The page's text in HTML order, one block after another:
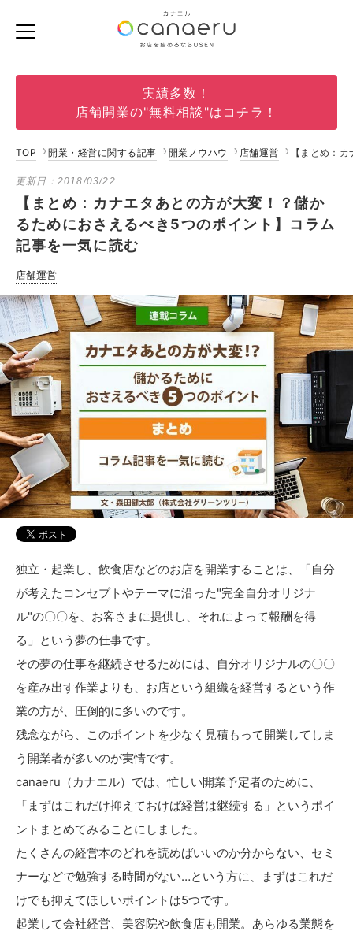
実績多数！
店舗開業の"無料相談"はコチラ！
TOP 開業・経営に関する記事 開業ノウハウ 店舗運営 【まとめ：
更新日： 2018/03/22
【まとめ：カナエタあとの方が大変！？儲か
るためにおさえるべき5つのポイント】コラム
記事を一気に読む
店舗運営
独立・起業し、飲食店などのお店を開業することは、「自分
が考えたコンセプトやテーマに沿った"完全自分オリジナ
ル"の〇〇を、お客さまに提供し、それによって報酬を得
る」という夢の仕事です。
その夢の仕事を継続させるためには、自分オリジナルの〇〇
を産み出す作業よりも、お店という組織を経営するという作
業の方が、圧倒的に多いのです。
残念ながら、このポイントを少なく見積もって開業してしま
う開業者が多いのが実情です。
canaeru（カナエル）では、忙しい開業予定者のために、
「まずはこれだけ抑えておけば経営は継続する」というポイ
ントまとめてみることにしました。
たくさんの経営本のどれを読めばいいのか分からない、セミ
ナーなどで勉強する時間がない…という方に、まずはこれだ
けでも抑えてほしいポイントは5つです。
起業して会社経営、美容院や飲食店も開業。あらゆる業態を